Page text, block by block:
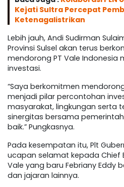
Kejati Sultra Percepat
Ketenagalistrikan
Lebih jauh, Andi Sudirman
Provinsi Sulsel akan terus
mendorong PT Vale Indonesia
investasi.
“Saya berkomitmen
menjadi pilar percontohan
masyarakat, lingkungan serta
sinergitas bersama
baik.” Pungkasnya.
Pada kesempatan itu, Plt
ucapan selamat kepada Chief
Vale yang baru Febriany Eddy
dan jajaran lainnya.